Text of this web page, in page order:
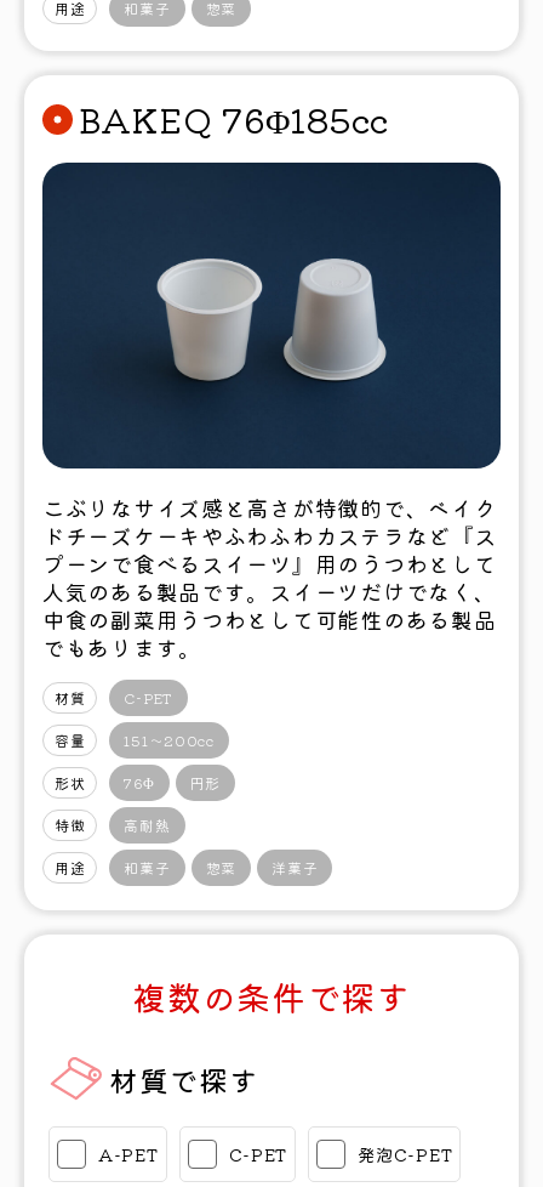
用途 和菓子 惣菜
BAKEQ 76Φ185cc
こぶりなサイズ感と高さが特徴的で、ベイク
ドチーズケーキやふわふわカステラなど『ス
プーンで食べるスイーツ』用のうつわとして
人気のある製品です。スイーツだけでなく、
中食の副菜用うつわとして可能性のある製品
でもあります。
材質 C-PET
容量 151〜200cc
形状 76Φ 円形
特徴 高耐熱
用途 和菓子 惣菜 洋菓子
複数の条件で探す
材質で探す
A-PET C-PET 発泡C-PET